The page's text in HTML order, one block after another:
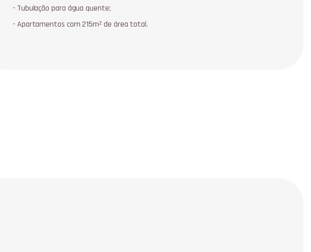
- Tubulação para água quente;
- Apartamentos com 215m² de área total.